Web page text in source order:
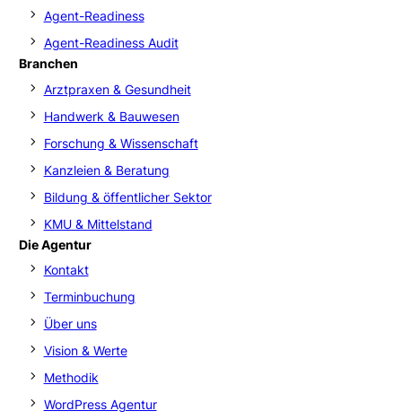
Agent-Readiness
Agent-Readiness Audit
Branchen
Arztpraxen & Gesundheit
Handwerk & Bauwesen
Forschung & Wissenschaft
Kanzleien & Beratung
Bildung & öffentlicher Sektor
KMU & Mittelstand
Die Agentur
Kontakt
Terminbuchung
Über uns
Vision & Werte
Methodik
WordPress Agentur